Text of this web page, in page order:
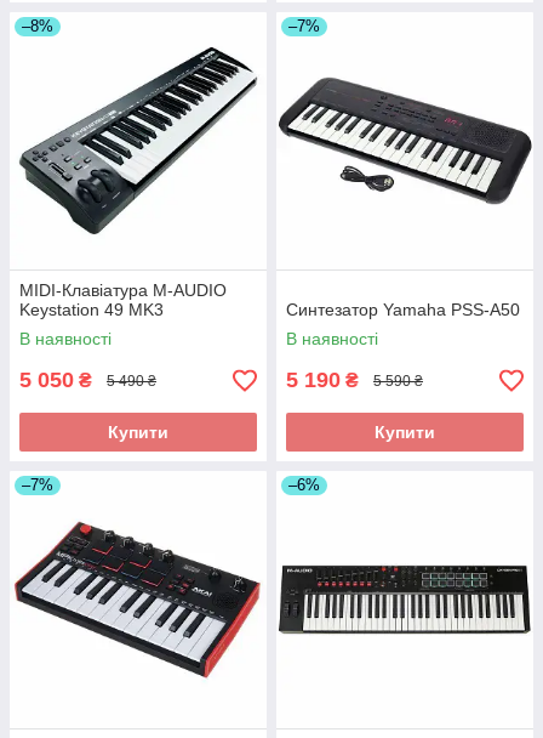
–8%
MIDI-Клавіатура M-AUDIO
Keystation 49 MK3
В наявності
5 050 ₴ 5 490 ₴
Купити
–7%
Синтезатор Yamaha PSS-A50
В наявності
5 190 ₴ 5 590 ₴
Купити
–7% –6%